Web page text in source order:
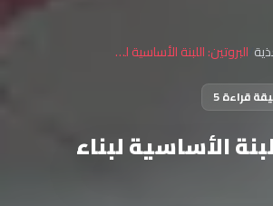
البروتين: اللبنة الأساسية لبناء الجسم
قراءة 5
الأساسية لبناء